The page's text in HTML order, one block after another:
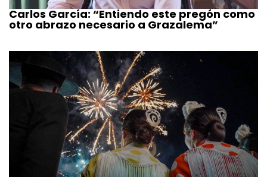
Carlos García: “Entiendo este pregón como
otro abrazo necesario a Grazalema”